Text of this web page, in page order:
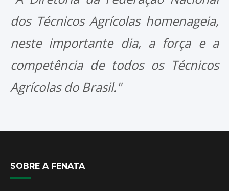
dos Técnicos Agrícolas homenageia,
neste importante dia, a força e a
competência de todos os Técnicos
Agrícolas do Brasil."
SOBRE A FENATA